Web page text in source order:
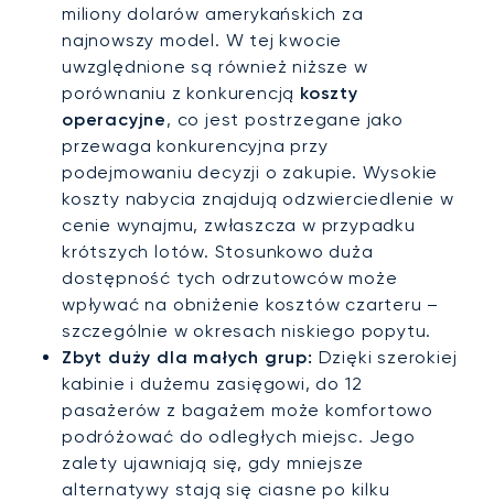
miliony dolarów amerykańskich za
najnowszy model. W tej kwocie
uwzględnione są również niższe w
porównaniu z konkurencją koszty
operacyjne, co jest postrzegane jako
przewaga konkurencyjna przy
podejmowaniu decyzji o zakupie. Wysokie
koszty nabycia znajdują odzwierciedlenie w
cenie wynajmu, zwłaszcza w przypadku
krótszych lotów. Stosunkowo duża
dostępność tych odrzutowców może
wpływać na obniżenie kosztów czarteru –
szczególnie w okresach niskiego popytu.
Zbyt duży dla małych grup: Dzięki szerokiej
kabinie i dużemu zasięgowi, do 12
pasażerów z bagażem może komfortowo
podróżować do odległych miejsc. Jego
zalety ujawniają się, gdy mniejsze
alternatywy stają się ciasne po kilku